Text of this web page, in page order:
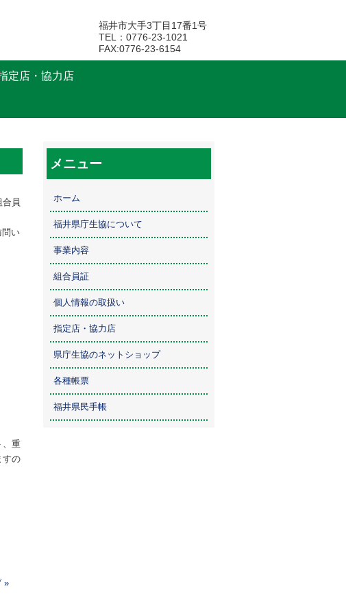
福井市大手3丁目17番1号
TEL：0776-23-1021
FAX:0776-23-6154
定店・協力店
員
問い
、重
すの
»
メニュー
ホーム
福井県庁生協について
事業内容
組合員証
個人情報の取扱い
指定店・協力店
県庁生協のネットショップ
各種帳票
福井県民手帳